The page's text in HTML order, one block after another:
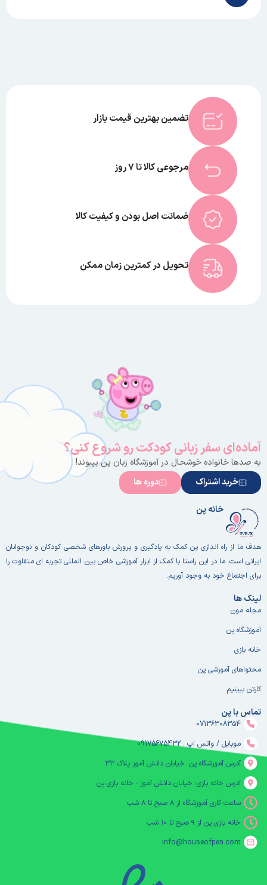
تضمین بهترین قیمت بازار
مرجوعی کالا تا 7 روز
ضمانت اصل بودن و کیفیت کالا
تحویل در کمترین زمان ممکن
آماده‌ای سفر زبانی کودکت رو شروع کنی؟
به صدها خانواده خوشحال در آموزشگاه زبان پن بپیوند!
خرید اشتراک
دوره ها
خانه پن
هدف ما از راه اندازی پن کمک به یادگیری و پرورش باورهای شخصی کودکان و نوجوانان
ایرانی است. ما در این راستا با کمک از ابزار آموزشی خاص بین المللی تجربه ای متفاوت را
برای اجتماع خود به وجود آوریم.
لینک ها
مجله مون
آموزشگاه پن
خانه بازی
محتواهای آموزشی پن
کارتن ببینیم
تماس با پن
07136308354
موبایل / واتس اپ : 09175675432
آدرس آموزشگاه پن: خیابان دانش آموز پلاک ۳۳
آدرس خانه بازی: خیابان دانش آموز - خانه بازی پن
ساعت کاری آموزشگاه از ۸ صبح تا ۸ شب
خانه بازی پن از ۹ صبح تا ۱۰ شب
info@houseofpen.com